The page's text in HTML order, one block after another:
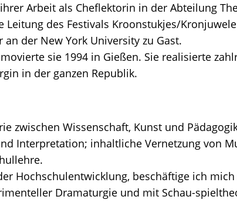
Arbeit als Cheflektorin in der Abteilung
Leitung des Festivals Kroonstukjes/
der New York University zu Gast.
sie 1994 in Gießen. Sie realisierte
in der ganzen Republik.
zwischen Wissenschaft, Kunst und
Interpretation; inhaltliche Vernetzung von
Hochschulentwicklung, beschäftige ich
Dramaturgie und mit Schau-